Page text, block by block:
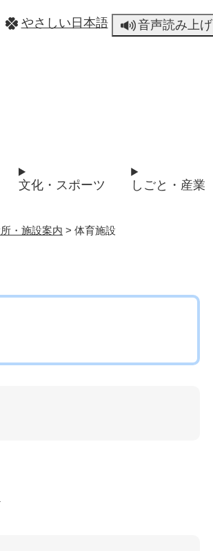
やさしい日本語 音声読み上げ
文化・スポーツ しごと・産業
・施設案内 > 体育施設